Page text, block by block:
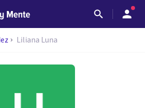
Liliana Luna